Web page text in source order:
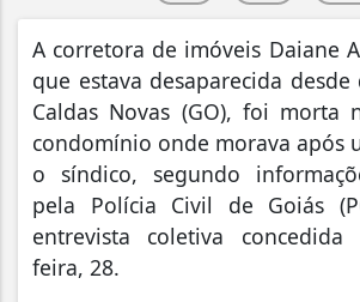
A corretora de imóveis Daiane
que estava desaparecida
Caldas Novas (GO), foi morta
condomínio onde morava após
o síndico, segundo
pela Polícia Civil de Goiás
entrevista coletiva concedida
feira, 28.